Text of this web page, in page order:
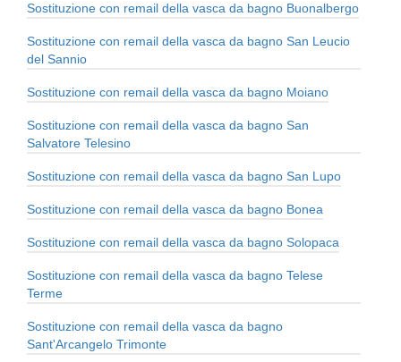
Sostituzione con remail della vasca da bagno Buonalbergo
Sostituzione con remail della vasca da bagno San Leucio
del Sannio
Sostituzione con remail della vasca da bagno Moiano
Sostituzione con remail della vasca da bagno San
Salvatore Telesino
Sostituzione con remail della vasca da bagno San Lupo
Sostituzione con remail della vasca da bagno Bonea
Sostituzione con remail della vasca da bagno Solopaca
Sostituzione con remail della vasca da bagno Telese
Terme
Sostituzione con remail della vasca da bagno
Sant'Arcangelo Trimonte